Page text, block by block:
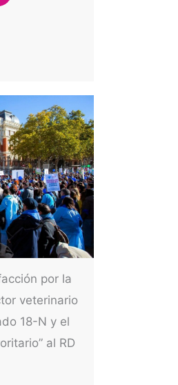
por la
veterinario
18-N y el
al RD